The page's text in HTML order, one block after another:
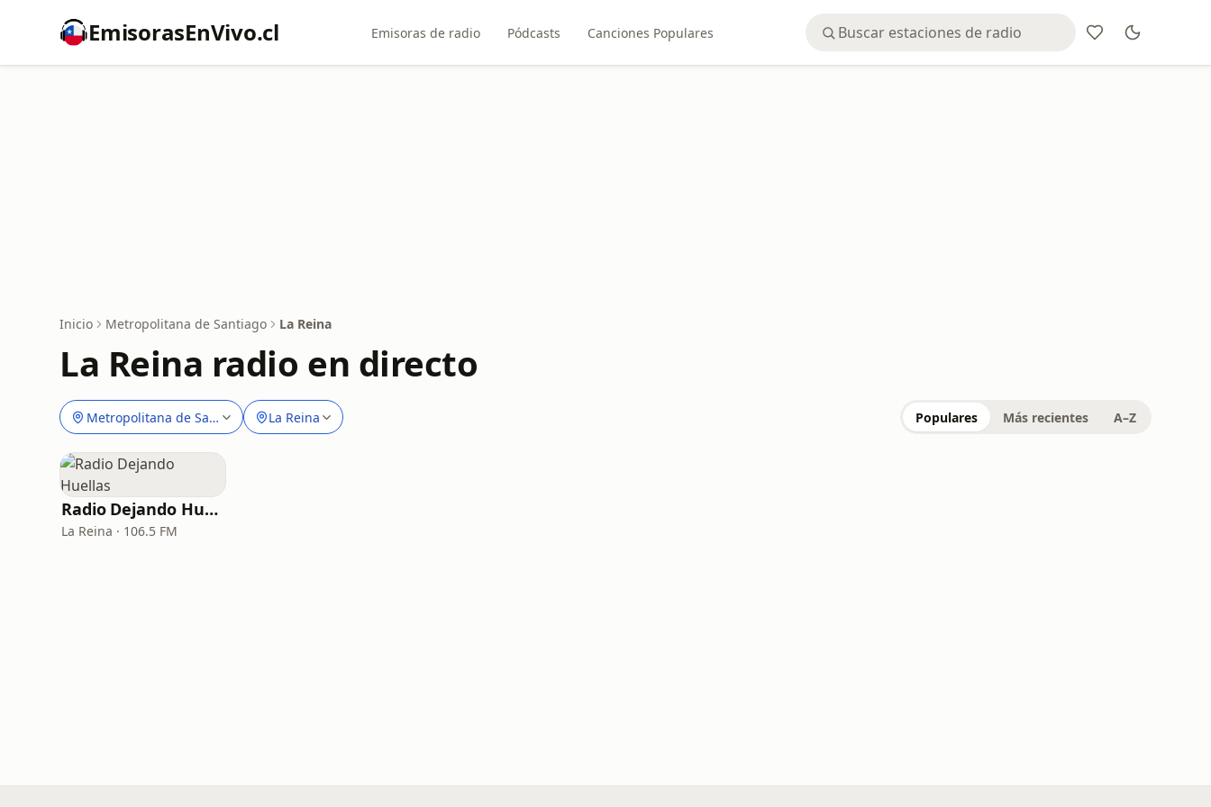
EmisorasEnVivo.cl Emisoras de radio Pódcasts Canciones Populares
Inicio Metropolitana de Santiago La Reina
La Reina radio en directo
Metropolitana de Santiago La Reina Populares Más recientes A–Z
Radio Dejando Huellas
La Reina · 106.5 FM